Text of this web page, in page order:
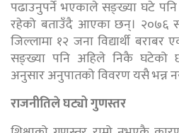
पढाउनुपर्ने भएकाले सङ्ख्या घटे
रहेको बताउँदै आएका छन्। २०७६
जिल्लामा १२ जना विद्यार्थी
सङ्ख्या पनि अहिले निकै घटेको
अनुसार अनुपातको विवरण यसै भन्न
राजनीतिले घट्यो गुणस्तर